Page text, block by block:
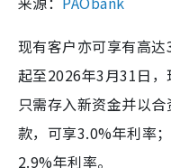
现有客户亦可享有高
起至2026年3月31日，
只需存入新资金并以
款，可享3.0%年利率
2.9%年利率。